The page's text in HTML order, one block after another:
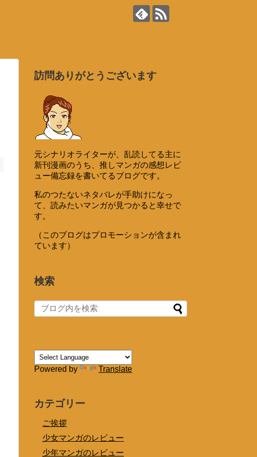
訪問ありがとうございます
元シナリオライターが、乱読してる主に
新刊漫画のうち、推しマンガの感想レビ
ュー備忘録を書いてるブログです。
私のつたないネタバレが手助けになっ
て、読みたいマンガが見つかると幸せで
す。
（このブログはプロモーションが含まれ
ています）
検索
Powered by Translate
カテゴリー
ご挨拶
少女マンガのレビュー
少年マンガのレビュー